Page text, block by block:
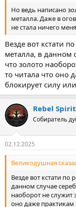
Но ведь написано
металла. Даже в
не стала ничего
Везде вот кстати
металла, в данном
что золото
то читала что оно
блокирует силу
Rebel Spirit
Собиратель
02.12.2025
Великодушная
Везде вот кстати по
данном случае
наоборот не служит
оно даже практикам